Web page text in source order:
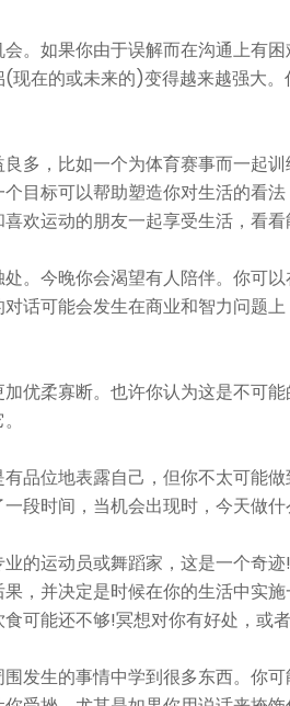
。如果你由于误解而在沟通上有
在的或未来的)变得越来越强大
多，比如一个为体育赛事而一起
目标可以帮助塑造你对生活的看
欢运动的朋友一起享受生活，看看
。今晚你会渴望有人陪伴。你可
话可能会发生在商业和智力问题
优柔寡断。也许你认为这是不可
品位地表露自己，但你不太可能
段时间，当机会出现时，今天做
的运动员或舞蹈家，这是一个奇
，并决定是时候在你的生活中实
可能还不够!冥想对你有好处，或者
发生的事情中学到很多东西。你